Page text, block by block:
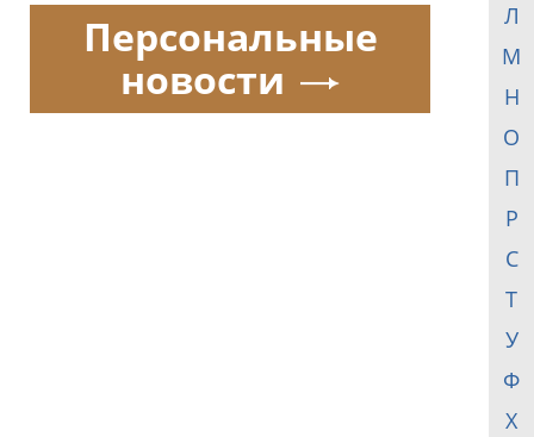
Л
М
Н
О
П
Р
С
Т
У
Ф
Х
Персональные
новости